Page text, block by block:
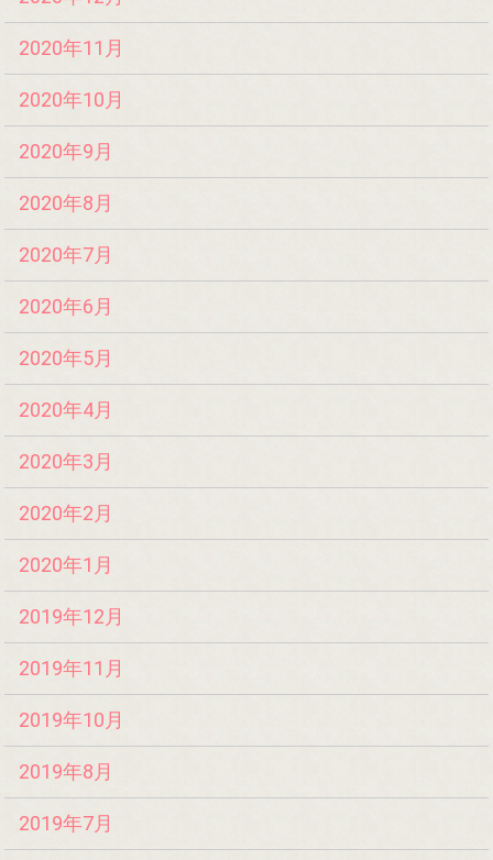
2020年11月
2020年10月
2020年9月
2020年8月
2020年7月
2020年6月
2020年5月
2020年4月
2020年3月
2020年2月
2020年1月
2019年12月
2019年11月
2019年10月
2019年8月
2019年7月